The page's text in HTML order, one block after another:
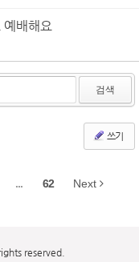
배해요
검색
쓰기
... 62 Next
reserved.